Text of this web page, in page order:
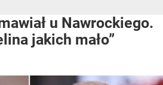
u Nawrockiego.
jakich mało”